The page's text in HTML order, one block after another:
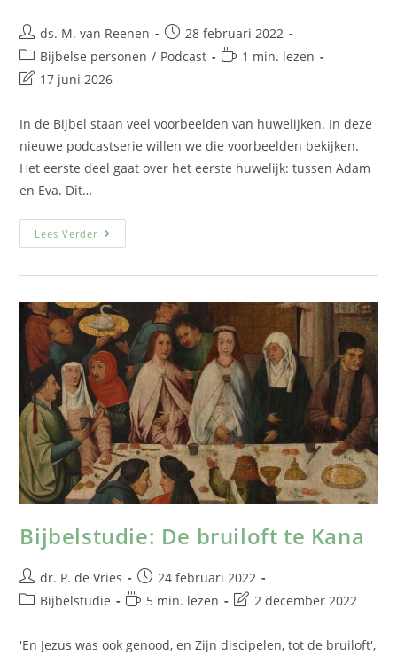
ds. M. van Reenen
28 februari 2022
Bijbelse personen / Podcast
1 min. lezen
17 juni 2026
In de Bijbel staan veel voorbeelden van huwelijken. In deze
nieuwe podcastserie willen we die voorbeelden bekijken.
Het eerste deel gaat over het eerste huwelijk: tussen Adam
en Eva. Dit…
Lees Verder
Bijbelstudie: De bruiloft te Kana
dr. P. de Vries
24 februari 2022
Bijbelstudie
5 min. lezen 2 december 2022
'En Jezus was ook genood, en Zijn discipelen, tot de bruiloft',